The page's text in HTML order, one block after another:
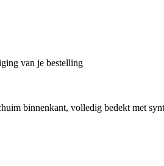
van je bestelling
binnenkant, volledig bedekt met